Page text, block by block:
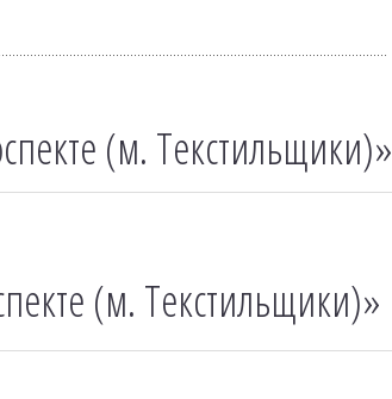
(м. Текстильщики)»
(м. Текстильщики)»